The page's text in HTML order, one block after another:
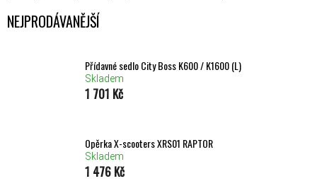
NEJPRODÁVANĚJŠÍ
Přídavné sedlo City Boss K600 / K1600 (L)
Skladem
1 701 Kč
Opěrka X-scooters XRS01 RAPTOR
Skladem
1 476 Kč